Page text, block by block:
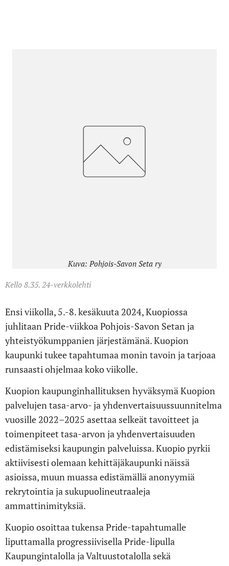
Kuva: Pohjois-Savon Seta ry
Kello 8.35. 24-verkkolehti
Ensi viikolla, 5.-8. kesäkuuta 2024, Kuopiossa
juhlitaan Pride-viikkoa Pohjois-Savon Setan ja
yhteistyökumppanien järjestämänä. Kuopion
kaupunki tukee tapahtumaa monin tavoin ja tarjoaa
runsaasti ohjelmaa koko viikolle.
Kuopion kaupunginhallituksen hyväksymä Kuopion
palvelujen tasa-arvo- ja yhdenvertaisuussuunnitelma
vuosille 2022–2025 asettaa selkeät tavoitteet ja
toimenpiteet tasa-arvon ja yhdenvertaisuuden
edistämiseksi kaupungin palveluissa. Kuopio pyrkii
aktiivisesti olemaan kehittäjäkaupunki näissä
asioissa, muun muassa edistämällä anonyymiä
rekrytointia ja sukupuolineutraaleja
ammattinimityksiä.
Kuopio osoittaa tukensa Pride-tapahtumalle
liputtamalla progressiivisella Pride-lipulla
Kaupungintalolla ja Valtuustotalolla sekä